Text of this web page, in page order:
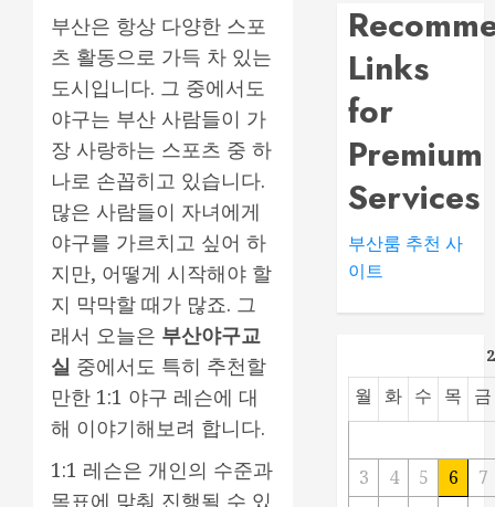
부산은 항상 다양한 스포
츠 활동으로 가득 차 있는
도시입니다. 그 중에서도
야구는 부산 사람들이 가
장 사랑하는 스포츠 중 하
나로 손꼽히고 있습니다.
많은 사람들이 자녀에게
야구를 가르치고 싶어 하
지만, 어떻게 시작해야 할
지 막막할 때가 많죠. 그
래서 오늘은 부산야구교
실 중에서도 특히 추천할
만한 1:1 야구 레슨에 대
해 이야기해보려 합니다.
1:1 레슨은 개인의 수준과
목표에 맞춰 진행될 수 있
Links
for
Premium
Services
부산룸 추천 사
이트
월 화 수 목 금
3 4 5 6
7